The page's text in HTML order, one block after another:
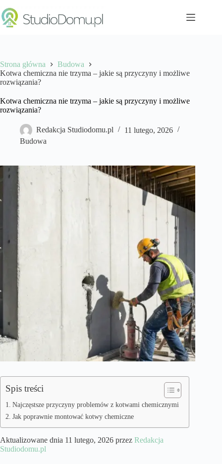
do
treści
Strona główna
Budowa
Kotwa chemiczna nie trzyma – jakie są przyczyny i możliwe
rozwiązania?
Kotwa chemiczna nie trzyma – jakie są przyczyny i możliwe
rozwiązania?
Redakcja Studiodomu.pl
11 lutego, 2026
Budowa
Spis treści
Najczęstsze przyczyny problemów z kotwami chemicznymi
Jak poprawnie montować kotwy chemiczne
Aktualizowane dnia 11 lutego, 2026 przez Redakcja
Studiodomu.pl